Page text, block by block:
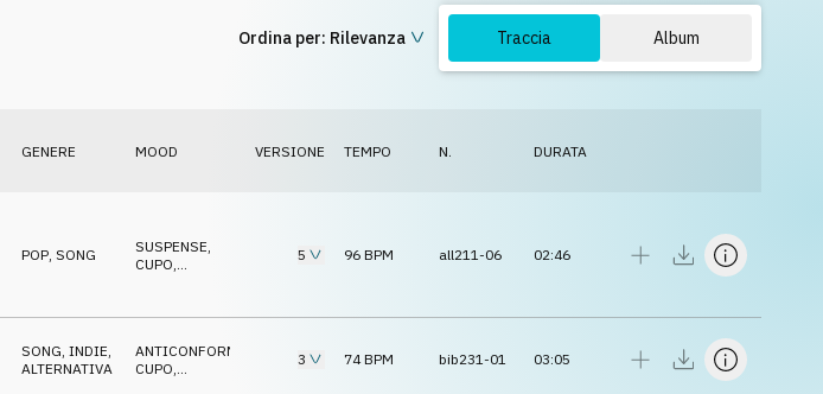
Ordina per: Rilevanza Traccia Album
GENERE MOOD VERSIONE TEMPO N. DURATA
POP, SONG SUSPENSE
CUPO
MALINCONICO
5 96 BPM all211-06 02:46
SONG INDIE,
ALTERNATIVA
ANTICONFORMISTA
CUPO
3 74BPM bib231-01 03:05